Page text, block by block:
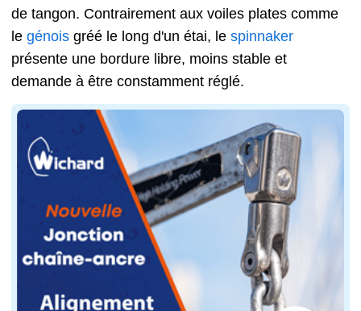
de tangon. Contrairement aux voiles plates comme
le génois gréé le long d'un étai, le spinnaker
présente une bordure libre, moins stable et
demande à être constamment réglé.